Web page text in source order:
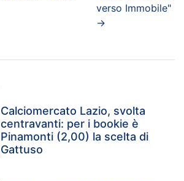
verso Immobile"
→
Calciomercato Lazio, svolta
centravanti: per i bookie è
Pinamonti (2,00) la scelta di
Gattuso